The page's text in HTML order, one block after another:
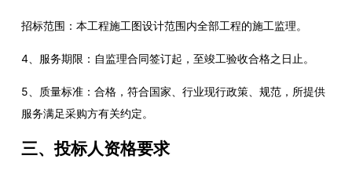
招标范围：本工程施工图设计范围内全部工程的施工监理。
4、服务期限： 自监理合同签订起， 至竣工验收合格之日止 。
5、
质量标准：合格，符合国家、行业现行政策、规范，所提供
服务满足采购方有关约定。
三、投标人资格要求